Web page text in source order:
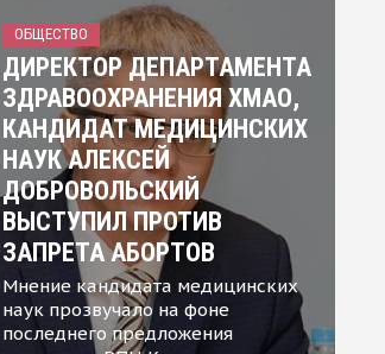
ОБЩЕСТВО
ДИРЕКТОР ДЕПАРТАМЕНТА
ЗДРАВООХРАНЕНИЯ ХМАО,
КАНДИДАТ МЕДИЦИНСКИХ
НАУК АЛЕКСЕЙ
ДОБРОВОЛЬСКИЙ
ВЫСТУПИЛ ПРОТИВ
ЗАПРЕТА АБОРТОВ
Мнение кандидата медицинских
наук прозвучало на фоне
последнего предложения